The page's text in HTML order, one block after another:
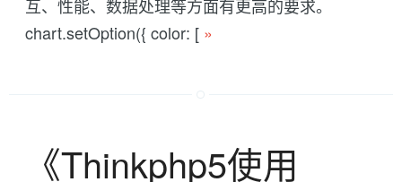
互、性能、数据处理等方面有更高的要求。
chart.setOption({ color: [ »
《Thinkphp5使用